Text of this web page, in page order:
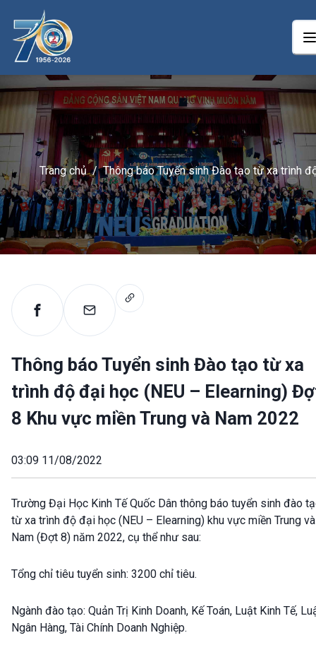
Trang chủ / Thông báo Tuyển sinh Đào tạo từ xa trình
đại học (NEU – Elearning) Đợt 8 Khu vực
Trung và Nam 2022
Thông báo Tuyển sinh Đào tạo từ xa
trình độ đại học (NEU – Elearning)
8 Khu vực miền Trung và Nam 2022
03:09 11/08/2022
Trường Đại Học Kinh Tế Quốc Dân thông báo tuyển sinh đào
từ xa trình độ đại học (NEU – Elearning) khu vực miền Trung và
Nam (Đợt 8) năm 2022, cụ thể như sau:
Tổng chỉ tiêu tuyển sinh: 3200 chỉ tiêu.
Ngành đào tạo: Quản Trị Kinh Doanh, Kế Toán, Luật Kinh Tế,
Ngân Hàng, Tài Chính Doanh Nghiệp.